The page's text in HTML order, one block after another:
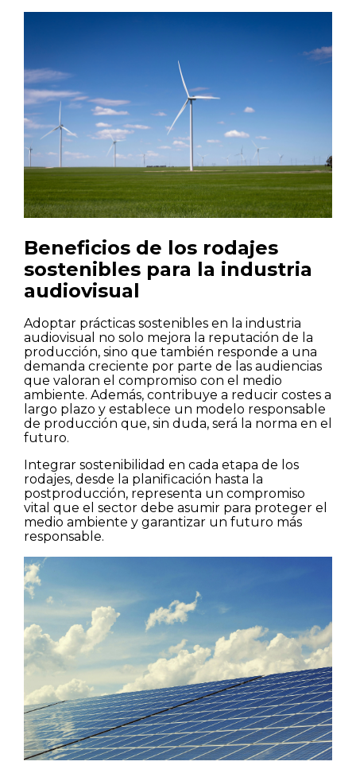
Casas
Pisos
Calles
Naturaleza
Spots
Beneficios de los rodajes
sostenibles para la industria
audiovisual
Adoptar prácticas sostenibles en la industria
audiovisual no solo mejora la reputación de la
producción, sino que también responde a una
demanda creciente por parte de las audiencias
que valoran el compromiso con el medio
ambiente. Además, contribuye a reducir costes a
largo plazo y establece un modelo responsable
de producción que, sin duda, será la norma en el
futuro.
Integrar sostenibilidad en cada etapa de los
rodajes, desde la planificación hasta la
postproducción, representa un compromiso
vital que el sector debe asumir para proteger el
medio ambiente y garantizar un futuro más
responsable.